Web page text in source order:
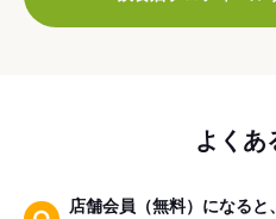
よくあ
店舗会員（無料）になる